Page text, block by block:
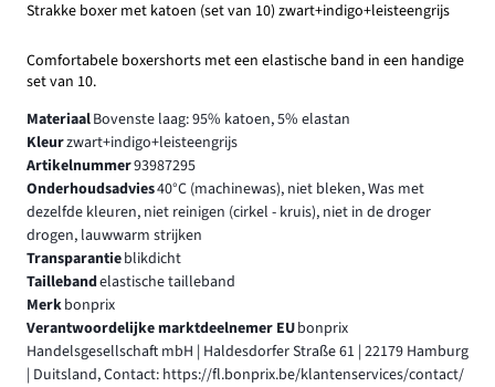
Strakke boxer met katoen (set van 10) zwart+indigo+leisteengrijs
Comfortabele boxershorts met een elastische band in een handige
set van 10.
MateriaalBovenste laag: 95% katoen, 5% elastan
Kleurzwart+indigo+leisteengrijs
Artikelnummer93987295
Onderhoudsadvies40°C (machinewas), niet bleken, Was met
dezelfde kleuren, niet reinigen (cirkel - kruis), niet in de droger
drogen, lauwwarm strijken
Transparantieblikdicht
Taillebandelastische tailleband
Merkbonprix
Verantwoordelijke marktdeelnemer EUbonprix
Handelsgesellschaft mbH | Haldesdorfer Straße 61 | 22179 Hamburg
| Duitsland, Contact: https://fl.bonprix.be/klantenservices/contact/